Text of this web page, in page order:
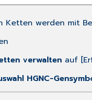
Ketten werden mit
verwalten auf
HGNC-